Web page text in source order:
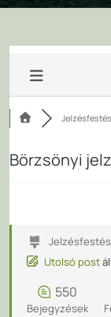
Börzsönyi
Utolsó post
550
Bejegyzések